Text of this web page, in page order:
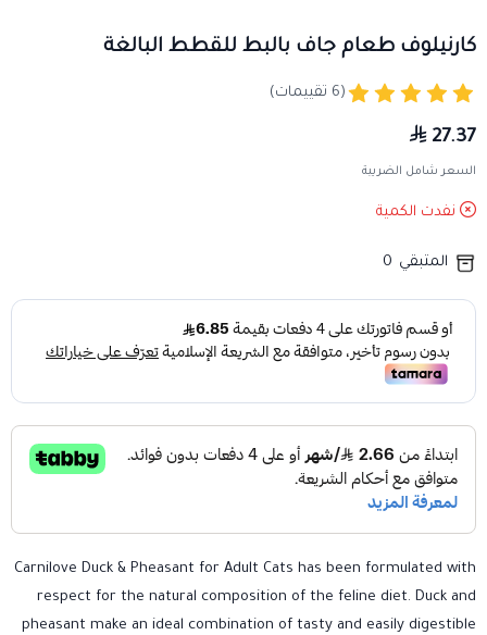
كارنيلوف طعام جاف بالبط للقطط البالغة
(6 تقييمات)
27.37
السعر شامل الضريبة
نفدت الكمية
المتبقي 0
Carnilove Duck & Pheasant for Adult Cats has been formulated with
respect for the natural composition of the feline diet. Duck and
pheasant make an ideal combination of tasty and easily digestible